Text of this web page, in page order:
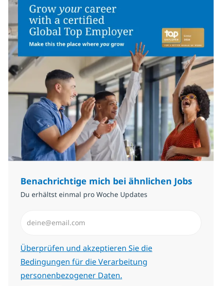
Benachrichtige mich bei ähnlichen Jobs
Du erhältst einmal pro Woche Updates
Erforderlich
Überprüfen und akzeptieren Sie die
Bedingungen für die Verarbeitung
personenbezogener Daten.